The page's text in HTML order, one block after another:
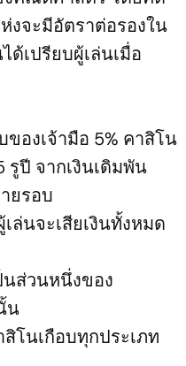
งจะมีอัตราต่อรองใน
ด้เปรียบผู้เล่นเมื่อ
ของเจ้ามือ 5% คาสิโน
รูปี จากเงินเดิมพัน
ยรอบ
ล่นจะเสียเงินทั้งหมด
ส่วนหนึ่งของ
น
โนเกือบทุกประเภท